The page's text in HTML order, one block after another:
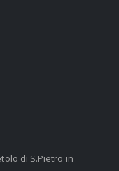
di S.Pietro in